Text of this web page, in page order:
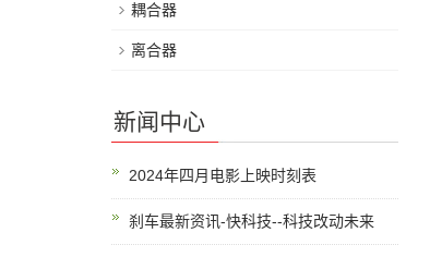
耦合器
离合器
新闻中心
2024年四月电影上映时刻表
刹车最新资讯-快科技--科技改动未来